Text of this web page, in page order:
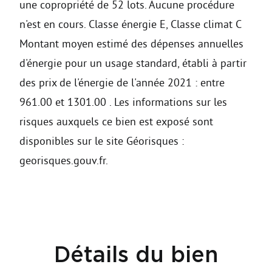
une copropriété de 52 lots. Aucune procédure
n'est en cours. Classe énergie E, Classe climat C
Montant moyen estimé des dépenses annuelles
d'énergie pour un usage standard, établi à partir
des prix de l'énergie de l'année 2021 : entre
961.00 et 1301.00 . Les informations sur les
risques auxquels ce bien est exposé sont
disponibles sur le site Géorisques :
georisques.gouv.fr.
Détails du bien